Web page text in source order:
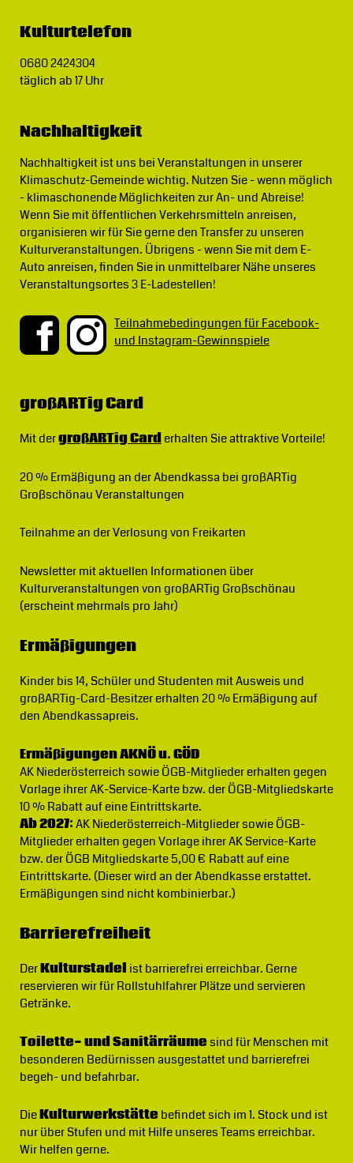
Kulturtelefon
0680 2424304
täglich ab 17 Uhr
Nachhaltigkeit
Nachhaltigkeit ist uns bei Veranstaltungen in unserer
Klimaschutz-Gemeinde wichtig. Nutzen Sie - wenn möglich
- klimaschonende Möglichkeiten zur An- und Abreise!
Wenn Sie mit öffentlichen Verkehrsmitteln anreisen,
organisieren wir für Sie gerne den Transfer zu unseren
Kulturveranstaltungen. Übrigens - wenn Sie mit dem E-
Auto anreisen, finden Sie in unmittelbarer Nähe unseres
Veranstaltungsortes 3 E-Ladestellen!
Teilnahmebedingungen für Facebook-
und Instagram-Gewinnspiele
großARTig Card
Mit dergroßARTig Carderhalten Sie attraktive Vorteile!
20 % Ermäßigungan der Abendkassa bei großARTig
Großschönau Veranstaltungen
Teilnahme an der Verlosung von Freikarten
Newslettermit aktuellen Informationen über
Kulturveranstaltungen von großARTig Großschönau
(erscheint mehrmals pro Jahr)
Ermäßigungen
Kinder bis 14, Schüler und Studenten mit Ausweis und
großARTig-Card-Besitzer erhalten 20 % Ermäßigung auf
den Abendkassapreis.
Ermäßigungen AKNÖ u. GÖD
AK Niederösterreich sowie ÖGB-Mitglieder erhalten gegen
Vorlage ihrer AK-Service-Karte bzw. der ÖGB-Mitgliedskarte
10 % Rabatt auf eine Eintrittskarte.
Ab 2027:AK Niederösterreich-Mitglieder sowie ÖGB-
Mitglieder erhalten gegen Vorlage ihrer AK Service-Karte
bzw. der ÖGB Mitgliedskarte 5,00 € Rabatt auf eine
Eintrittskarte. (Dieser wird an der Abendkasse erstattet.
Ermäßigungen sind nicht kombinierbar.)
Barrierefreiheit
DerKulturstadel ist barrierefrei erreichbar. Gerne
reservieren wir für Rollstuhlfahrer Plätze und servieren
Getränke.
Toilette- und Sanitärräumesind für Menschen mit
besonderen Bedürnissen ausgestattet und barrierefrei
begeh- und befahrbar.
DieKulturwerkstättebefindet sich im 1. Stock und ist
nur über Stufen und mit Hilfe unseres Teams erreichbar.
Wir helfen gerne.